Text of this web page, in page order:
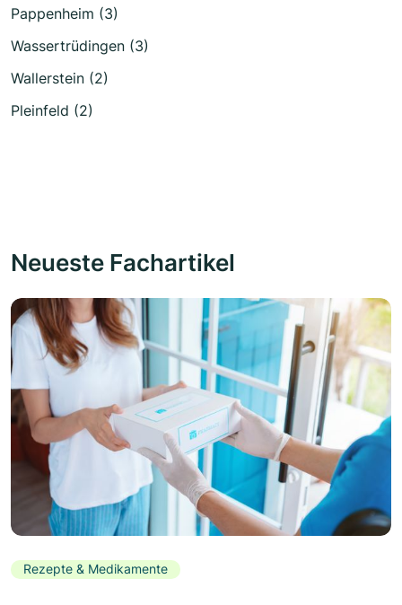
Pappenheim (3)
Wassertrüdingen (3)
Wallerstein (2)
Pleinfeld (2)
Neueste Fachartikel
Rezepte & Medikamente